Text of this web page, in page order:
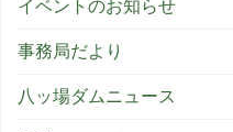
イベントのお知らせ
事務局だより
八ッ場ダムニュース